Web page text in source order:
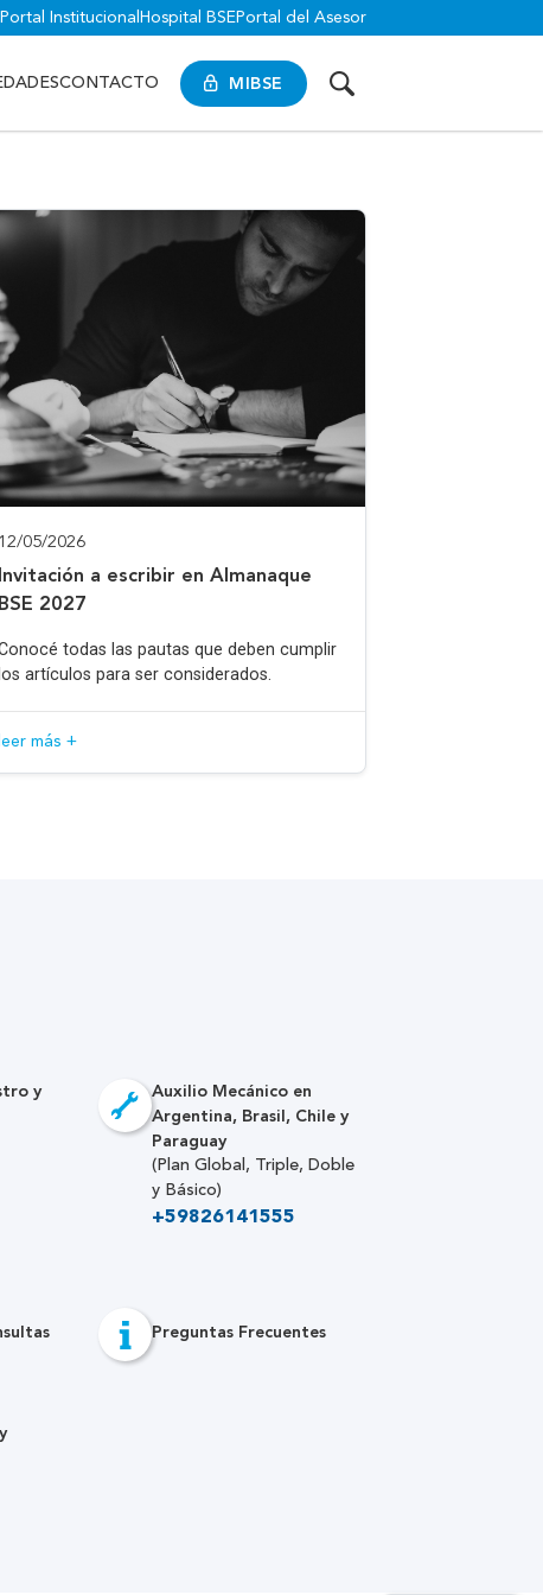
Portal Institucional Hospital BSE Portal del Asesor
MIBSE
CONTACTO
12/05/2026
Invitación a escribir en Almanaque
BSE 2027
todas las pautas que deben cumplir
los artículos para ser considerados.
leer más +
y
Auxilio Mecánico en
Argentina, Brasil, Chile y
Paraguay
(Plan Global, Triple, Doble
y Básico)
+59826141555
Preguntas Frecuentes